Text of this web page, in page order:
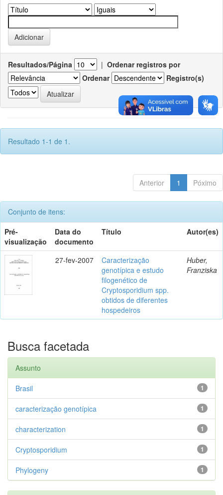
Resultados/Página | Ordenar registros por
Ordenar
Registro(s)
Resultado 1-1 de 1.
Anterior 1 Póximo
Conjunto de itens:
Pré-
visualização
Data do
documento
Título Autor(es)
27-fev-2007
Caracterização
genotípica e estudo
filogenético de
Cryptosporidium spp.
obtidos de diferentes
hospedeiros
Huber,
Franziska
Busca facetada
Assunto
1
Brasil
1
caracterização genotípica
1
characterization
1
Cryptosporidium
1
Phylogeny